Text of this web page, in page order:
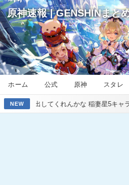
原神速報 | GENSHINまと
ホーム 公式 原神 スタレ
NEW
んかな 稲妻星5キャラで氷欲21時間前【原